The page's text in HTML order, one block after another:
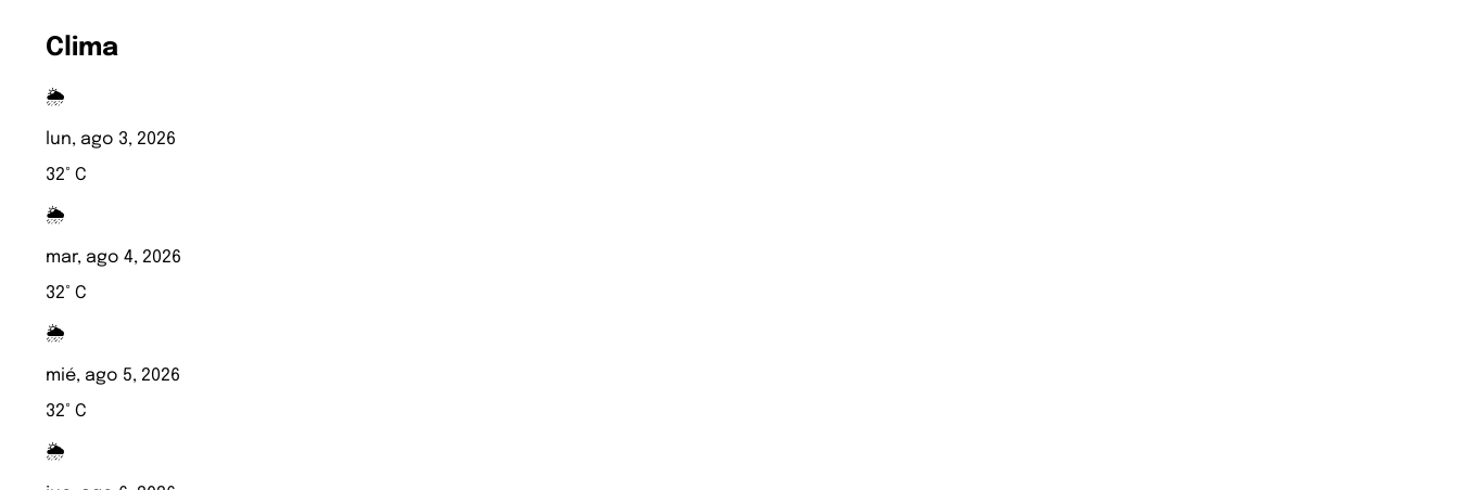
Clima
🌦️
lun, ago 3, 2026
32° C
🌦️
mar, ago 4, 2026
32° C
🌦️
mié, ago 5, 2026
32° C
🌦️